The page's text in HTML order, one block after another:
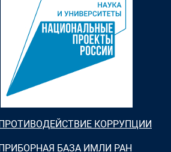
КОРРУПЦИИ
БАЗА ИМЛИ РАН